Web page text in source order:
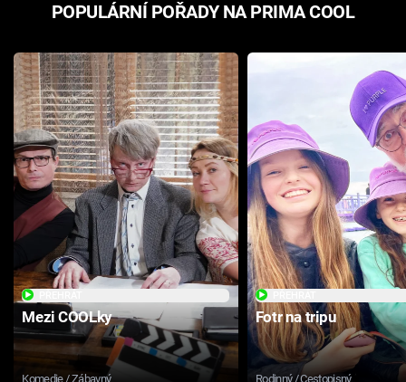
POPULÁRNÍ POŘADY NA PRIMA COOL
Mezi COOLky
Komedie / Zábavný
Fotr na tripu
Rodinný / Cestopisný